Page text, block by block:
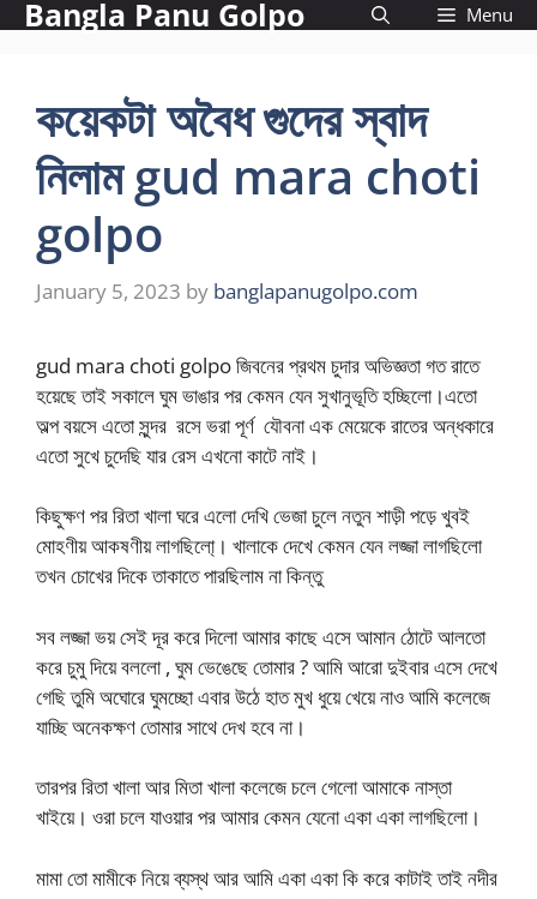
SkipBangla Panu Golpo Menu
কয়েকটা অবৈধ গুদের স্বাদ
নিলাম gud mara choti
golpo
January 5, 2023 by banglapanugolpo.com
gud mara choti golpo জিবনের প্রথম চুদার অভিজ্ঞতা গত রাতে
হয়েছে তাই সকালে ঘুম ভাঙার পর কেমন যেন সুখানুভূতি হচ্ছিলো।এতো
অল্প বয়সে এতো সুন্দর রসে ভরা পূর্ণ যৌবনা এক মেয়েকে রাতের অন্ধকারে
এতো সুখে চুদেছি যার রেস এখনো কাটে নাই।
কিছুক্ষণ পর রিতা খালা ঘরে এলো দেখি ভেজা চুলে নতুন শাড়ী পড়ে খুবই
মোহণীয় আকষণীয় লাগছিলো্। খালাকে দেখে কেমন যেন লজ্জা লাগছিলো
তখন চোখের দিকে তাকাতে পারছিলাম না কিন্তু
সব লজ্জা ভয় সেই দূর করে দিলো আমার কাছে এসে আমান ঠোটে আলতো
করে চুমু দিয়ে বললো , ঘুম ভেঙেছে তোমার ? আমি আরো দুইবার এসে দেখে
গেছি তুমি অঘোরে ঘুমচ্ছো এবার উঠে হাত মুখ ধুয়ে খেয়ে নাও আমি কলেজে
যাচ্ছি অনেকক্ষণ তোমার সাথে দেখ হবে না।
তারপর রিতা খালা আর মিতা খালা কলেজে চলে গেলো আমাকে নাস্তা
খাইয়ে। ওরা চলে যাওয়ার পর আমার কেমন যেনো একা একা লাগছিলো।
মামা তো মামীকে নিয়ে ব্যস্থ আর আমি একা একা কি করে কাটাই তাই নদীর